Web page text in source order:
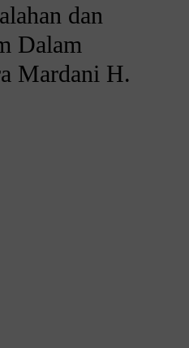
dan
Dalam
Mardani H.